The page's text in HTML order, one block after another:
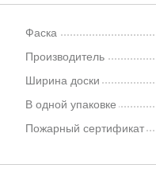
Фаска
Производитель
Ширина доски
В одной упаковке
Пожарный сертификат